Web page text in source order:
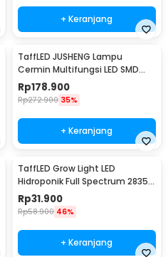
+ Keranjang
TaffLED JUSHENG Lampu
Cermin Multifungsi LED SMD
2835 Cool White 14W 62cm -
5960
Rp178.900
Rp272.900 35%
+ Keranjang
TaffLED Grow Light LED
Hidroponik Full Spectrum 2835
SMD 220V 50W - RO22
Rp31.900
Rp58.900 46%
+ Keranjang